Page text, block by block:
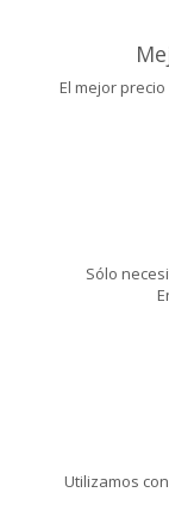
El mejor
Sólo
Utilizamos